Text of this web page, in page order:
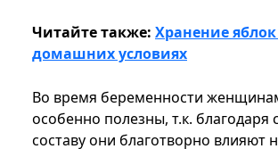
Читайте также: Хранение
домашних условиях
Во время беременности
особенно полезны, т.к. благодаря
составу они благотворно влияют